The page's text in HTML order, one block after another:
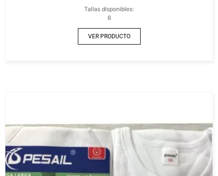
Tallas disponibles:
6
VER PRODUCTO